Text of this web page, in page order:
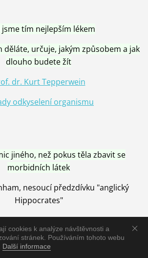
cookies k analýze návštěvnosti a
stránek. Používáním tohoto webu
Další informace
jsme tím nejlepším lékem
děláte, určuje, jakým způsobem a jak
dlouho budete žít
dr. Kurt Tepperwein
odkyselení organismu
jiného, než pokus těla zbavit se
morbidních látek
nesoucí předzdívku "anglický
Hippocrates"
jen pomocí Přírody, neutralizací a